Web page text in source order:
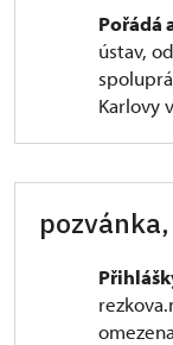
Pořádá
ústav,
Karlovy